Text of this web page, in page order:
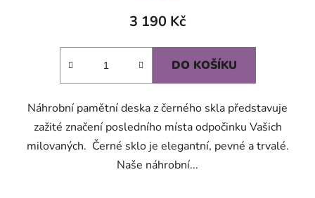
3 190 Kč
DO KOŠÍKU
Náhrobní pamětní deska z černého skla představuje
zažité značení posledního místa odpočinku Vašich
milovaných. Černé sklo je elegantní, pevné a trvalé.
Naše náhrobní...